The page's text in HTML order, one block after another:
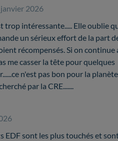
2026
trop intéressante..... Elle oublie
un sérieux effort de la part
récompensés. Si on continue
me casser la tête pour quelques
n'est pas bon pour la planète
par la CRE.......
EDF sont les plus touchés et